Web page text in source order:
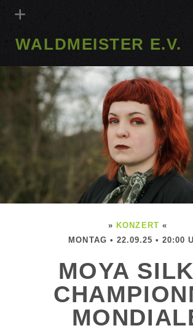
WALDMEISTER E.V.
» KONZERT «
MONTAG • 22.09.25 • 20:00
MOYA